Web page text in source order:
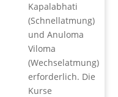
Kapalabhati
(Schnellatmung)
und Anuloma
Viloma
(Wechselatmung)
erforderlich. Die
Kurse